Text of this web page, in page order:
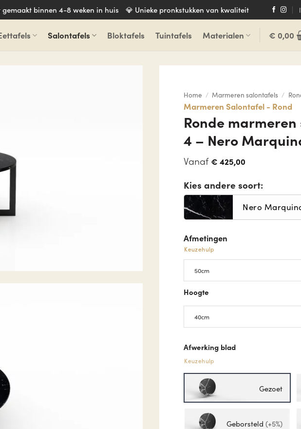
binnen 4-8 weken in huis 💎 Unieke pronkstukken van kwaliteit
Salontafels Bloktafels Tuintafels Materialen € 0,00
Home / Marmeren salontafels /
Marmeren Salontafel - Rond
Ronde
4 – Nero
Vanaf€ 425,00
Kies andere soort:
Nero
Afmetingen
Keuzehulp
Hoogte
Afwerking blad
Keuzehulp
Gezoet
Geborsteld (+5%)